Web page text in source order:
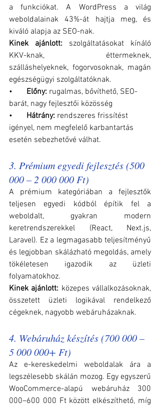
a funkciókat. A WordPress a világ
weboldalainak 43%-át hajtja meg, és
kiváló alapja az SEO-nak.
Kinek ajánlott: szolgáltatásokat kínáló
KKV-knak, éttermeknek,
szálláshelyeknek, fogorvosoknak, magán
egészségügyi szolgáltatóknak.
• Előny: rugalmas, bővíthető, SEO-
barát, nagy fejlesztői közösség
• Hátrány: rendszeres frissítést
igényel, nem megfelelő karbantartás
esetén sebezhetővé válhat.
3. Prémium egyedi fejlesztés (500
000 – 2 000 000 Ft)
A prémium kategóriában a fejlesztők
teljesen egyedi kódból építik fel a
weboldalt, gyakran modern
keretrendszerekkel (React, Next.js,
Laravel). Ez a legmagasabb teljesítményű
és legjobban skálázható megoldás, amely
tökéletesen igazodik az üzleti
folyamatokhoz.
Kinek ajánlott: közepes vállalkozásoknak,
összetett üzleti logikával rendelkező
cégeknek, nagyobb webáruházaknak.
4. Webáruház készítés (700 000 –
5 000 000+ Ft)
Az e-kereskedelmi weboldalak ára a
legszélesebb skálán mozog. Egy egyszerű
WooCommerce-alapú webáruház 300
000–600 000 Ft között elkészíthető, míg